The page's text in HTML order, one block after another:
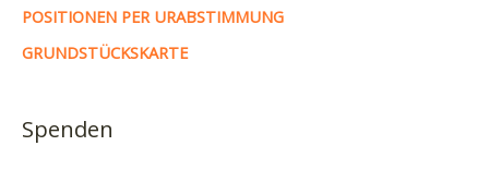
POSITIONEN PER URABSTIMMUNG
GRUNDSTÜCKSKARTE
Spenden